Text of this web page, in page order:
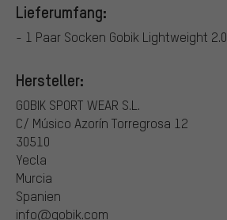
Lieferumfang:
- 1 Paar Socken Gobik Lightweight 2.0
Hersteller:
GOBIK SPORT WEAR S.L.
C/ Músico Azorín Torregrosa 12
30510
Yecla
Murcia
Spanien
info@gobik.com